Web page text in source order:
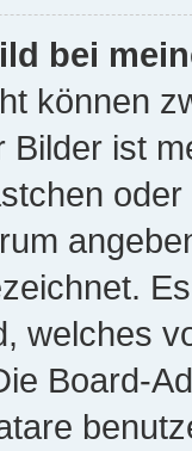
bei
können
Bilder ist
welches
Board-